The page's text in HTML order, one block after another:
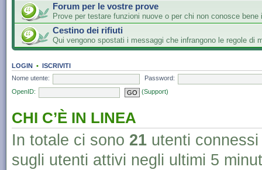
Forum per le vostre prove
Prove per testare funzioni nuove o per chi non conosce bene
Cestino dei rifiuti
Qui vengono spostati i messaggi che infrangono le regole di
LOGIN • ISCRIVITI
Nome utente:
Password:
OpenID:
(Support)
CHI C’È IN LINEA
In totale ci sono 21 utenti
sugli utenti attivi negli ultimi 5